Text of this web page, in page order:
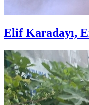
Elif Karadayı,